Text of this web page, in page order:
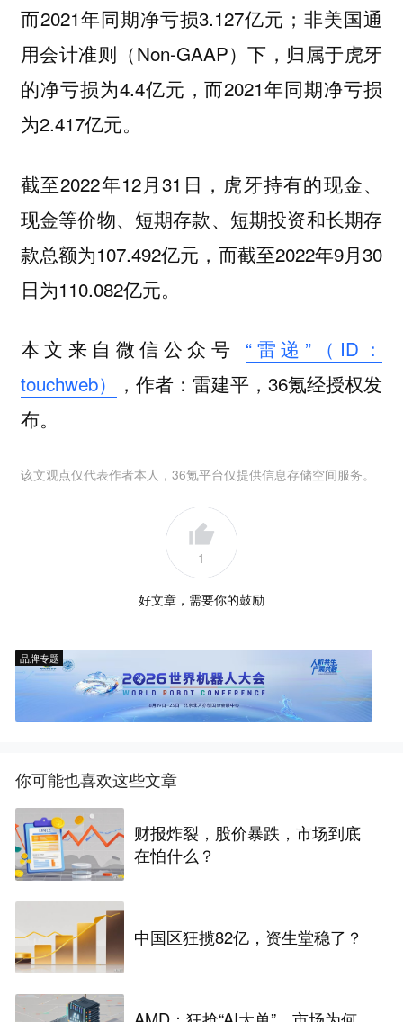
而2021年同期净亏损3.127亿元；非美国通
用会计准则（Non-GAAP）下，归属于虎牙
的净亏损为4.4亿元，而2021年同期净亏损
为2.417亿元。
截至2022年12月31日，虎牙持有的现金、
现金等价物、短期存款、短期投资和长期存
款总额为107.492亿元，而截至2022年9月30
日为110.082亿元。
本文来自微信公众号 “雷递”（ID：
touchweb）
，作者：雷建平，36氪经授权发
布。
该文观点仅代表作者本人，36氪平台仅提供信息存储空间服务。
1
好文章，需要你的鼓励
品牌专题
你可能也喜欢这些文章
财报炸裂，股价暴跌，市场到底
在怕什么？
中国区狂揽82亿，资生堂稳了？